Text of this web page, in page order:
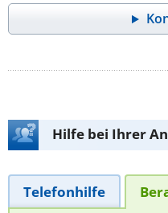
Hilfe bei Ihrer
Telefonhilfe